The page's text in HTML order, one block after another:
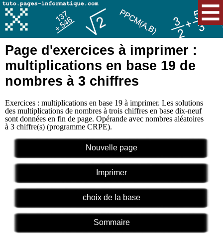
Page d'exercices à imprimer :
multiplications en base 19 de
nombres à 3 chiffres
Exercices : multiplications en base 19 à imprimer. Les solutions
des multiplications de nombres à trois chiffres en base dix-neuf
sont données en fin de page. Opérande avec nombres aléatoires
à 3 chiffre(s) (programme CRPE).
Nouvelle page
Imprimer
choix de la base
Sommaire